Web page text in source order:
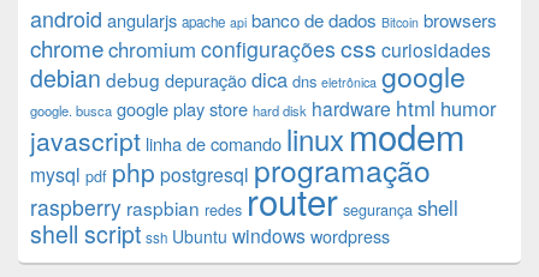
android angularjs apache api banco de dados Bitcoin browsers
chromechromium configurações css curiosidades
debian debug depuraçãodica dns eletrônica google
google. busca google play store hard disk hardware html humor
javascript linha de comando linux modem
mysql pdf php postgresql programação
raspberry raspbian redes router segurança shell
shell script ssh Ubuntu windows wordpress